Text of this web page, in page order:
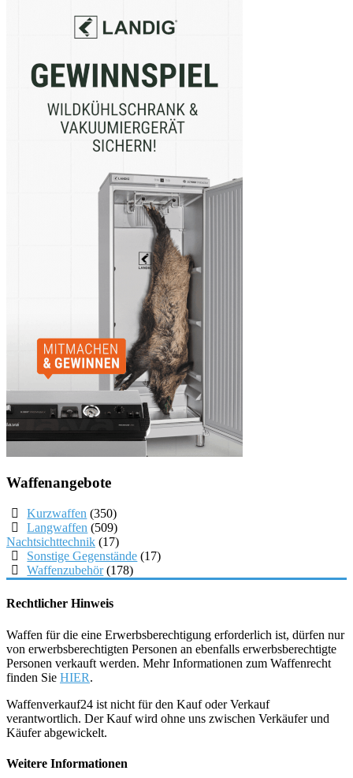
Waffenangebote
Kurzwaffen (350)
Langwaffen (509)
Nachtsichttechnik (17)
Sonstige Gegenstände (17)
Waffenzubehör(178)
Rechtlicher Hinweis
Waffen für die eine Erwerbsberechtigung erforderlich ist, dürfen nur
von erwerbsberechtigten Personen an ebenfalls erwerbsberechtigte
Personen verkauft werden. Mehr Informationen zum Waffenrecht
finden Sie HIER.
Waffenverkauf24 ist nicht für den Kauf oder Verkauf
verantwortlich. Der Kauf wird ohne uns zwischen Verkäufer und
Käufer abgewickelt.
Weitere Informationen